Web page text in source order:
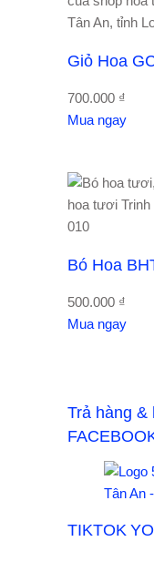
Giỏ Hoa
700.000 ₫
Mua ngay
Bó Hoa
500.000 ₫
Mua ngay
Trả hàng &
TIKTOK